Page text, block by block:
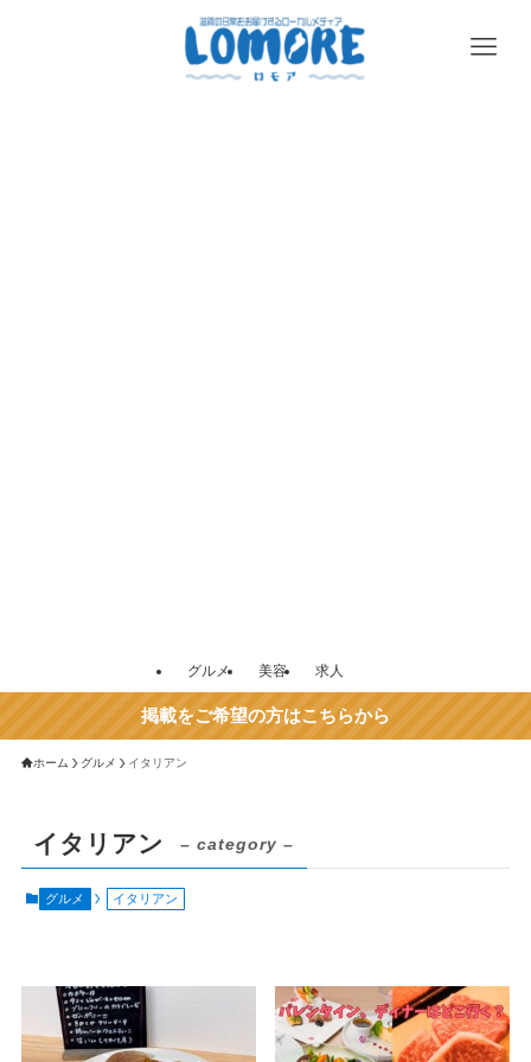
グルメ 美容 求人
掲載をご希望の方はこちらから
ホーム グルメ イタリアン
イタリアン – category –
グルメ イタリアン